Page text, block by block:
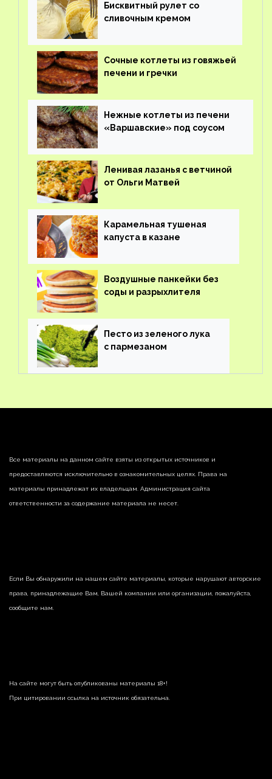
Бисквитный рулет со
сливочным кремом
Сочные котлеты из говяжьей
печени и гречки
Нежные котлеты из печени
«Варшавские» под соусом
Ленивая лазанья с ветчиной
от Ольги Матвей
Карамельная тушеная
капуста в казане
Воздушные панкейки без
соды и разрыхлителя
Песто из зеленого лука
с пармезаном
Все материалы на данном сайте взяты из открытых источников и
предоставляются исключительно в ознакомительных целях. Права на
материалы принадлежат их владельцам. Администрация сайта
ответственности за содержание материала не несет.
Если Вы обнаружили на нашем сайте материалы, которые нарушают авторские
права, принадлежащие Вам, Вашей компании или организации, пожалуйста,
сообщите нам.
На сайте могут быть опубликованы материалы 18+!
При цитировании ссылка на источник обязательна.